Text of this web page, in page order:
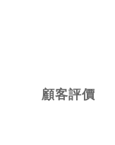
顧客評價